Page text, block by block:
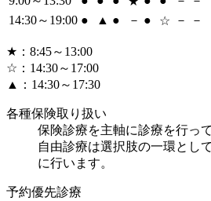
14:30～19:00 ● ▲ ● － ● ☆ － －
★ ：8:45～13:00
☆ ：14:30～17:00
▲
：14:30～17:30
各種保険取り扱い
保険診療を主軸に診療を行っ
自由診療は選択肢の一環とし
に行います。
予約優先診療